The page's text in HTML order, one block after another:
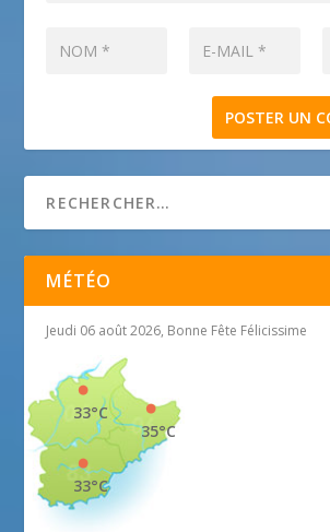
MÉTÉO
Jeudi 06 août 2026, Bonne Fête Félicissime
35°C
33°C
33°C